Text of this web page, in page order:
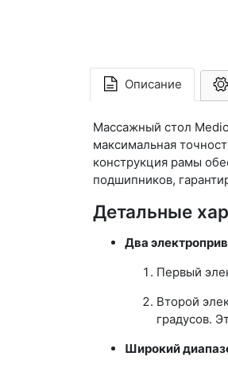
Описание
Массажный стол
максимальная
конструкция рамы
подшипников,
Детальные
Два
Первый
Второй
градусов.
Широкий